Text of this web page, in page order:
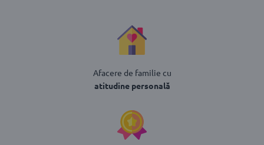
Afacere de familie cu
atitudine personală